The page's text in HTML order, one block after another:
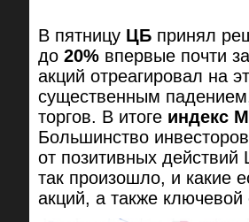
В пятницу ЦБ принял
до 20% впервые почти
акций отреагировал на
существенным
торгов. В итоге индекс
Большинство
от позитивных
так произошло, и какие
акций, а также ключевой